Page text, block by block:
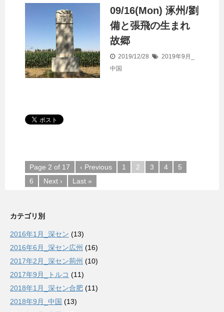
09/16(Mon) 涿州/劉
備と張飛の生まれ
故郷
2019/12/28
2019年9月_
中国
Page 2 of 17 ‹ Previous 1 2 3 4
5
6
Next › Last »
カテゴリ別
2016年1月_深セン (13)
2016年6月_深セン広州 (16)
2017年2月_深セン荊州 (10)
2017年9月_トルコ (11)
2018年1月_深セン合肥 (11)
2018年9月_中国 (13)